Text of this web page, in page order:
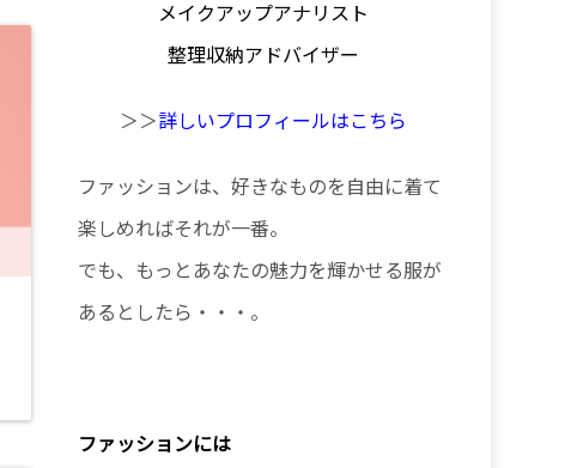
メイクアップアナリスト
整理収納アドバイザー
＞＞詳しいプロフィールはこちら
ファッションは、好きなものを自由に着て
楽しめればそれが一番。
でも、もっとあなたの魅力を輝かせる服が
あるとしたら・・・。
ファッションには